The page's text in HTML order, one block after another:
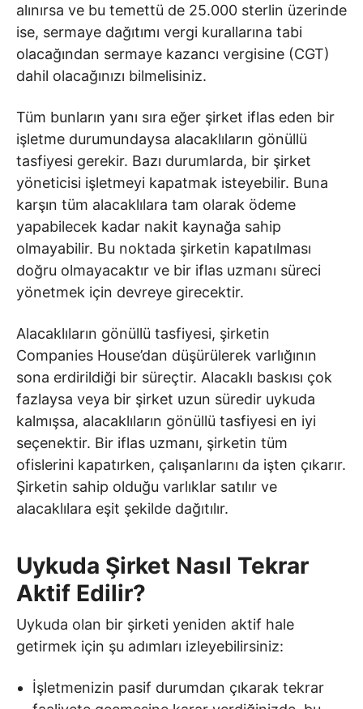
alınırsa ve bu temettü de 25.000 sterlin üzerinde
ise, sermaye dağıtımı vergi kurallarına tabi
olacağından sermaye kazancı vergisine (CGT)
dahil olacağınızı bilmelisiniz.
Tüm bunların yanı sıra eğer şirket iflas eden bir
işletme durumundaysa alacaklıların gönüllü
tasfiyesi gerekir. Bazı durumlarda, bir şirket
yöneticisi işletmeyi kapatmak isteyebilir. Buna
karşın tüm alacaklılara tam olarak ödeme
yapabilecek kadar nakit kaynağa sahip
olmayabilir. Bu noktada şirketin kapatılması
doğru olmayacaktır ve bir iflas uzmanı süreci
yönetmek için devreye girecektir.
Alacaklıların gönüllü tasfiyesi, şirketin
Companies House’dan düşürülerek varlığının
sona erdirildiği bir süreçtir. Alacaklı baskısı çok
fazlaysa veya bir şirket uzun süredir uykuda
kalmışsa, alacaklıların gönüllü tasfiyesi en iyi
seçenektir. Bir iflas uzmanı, şirketin tüm
ofislerini kapatırken, çalışanlarını da işten çıkarır.
Şirketin sahip olduğu varlıklar satılır ve
alacaklılara eşit şekilde dağıtılır.
Uykuda Şirket Nasıl Tekrar
Aktif Edilir?
Uykuda olan bir şirketi yeniden aktif hale
getirmek için şu adımları izleyebilirsiniz:
İşletmenizin pasif durumdan çıkarak tekrar